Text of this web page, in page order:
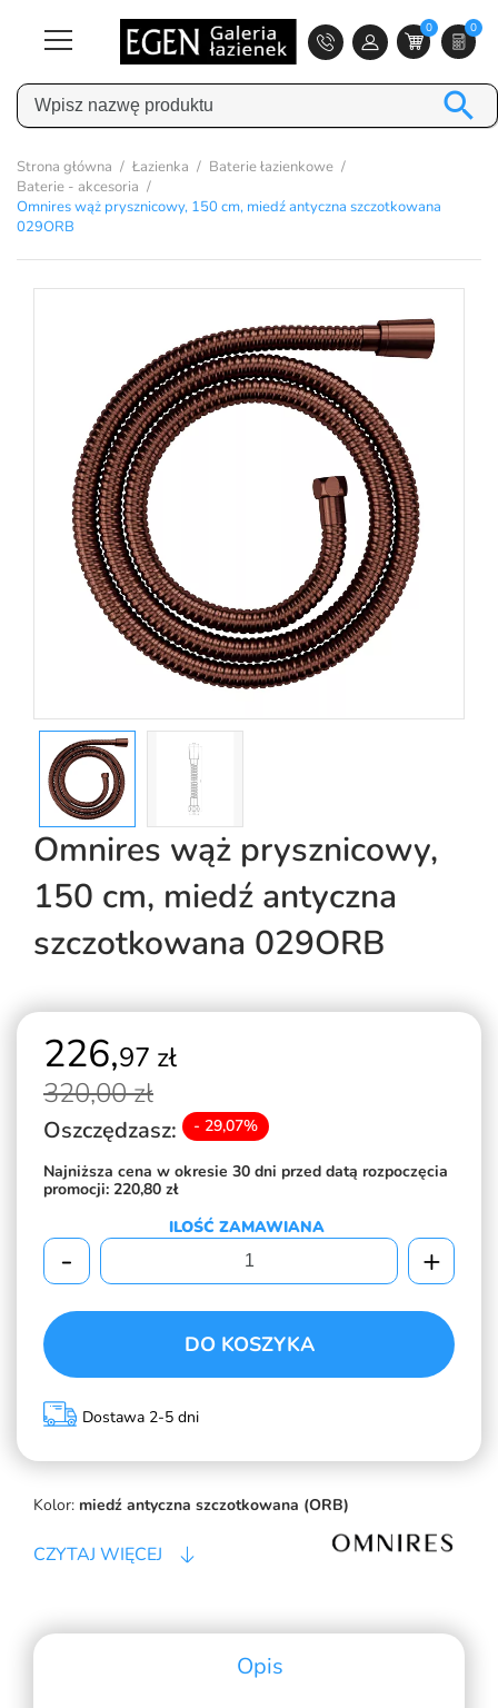
0 0

Strona główna Łazienka
Baterie łazienkowe
Baterie - akcesoria
Omnires wąż prysznicowy, 150 cm, miedź antyczna szczotkowana
029ORB
Omnires wąż prysznicowy,
150 cm, miedź antyczna
szczotkowana 029ORB
Kolor: miedź antyczna szczotkowana (ORB)
CZYTAJ WIĘCEJ
226,97 zł
320,00 zł
Oszczędzasz: - 29,07%
Najniższa cena w okresie 30 dni przed datą rozpoczęcia
promocji: 220,80 zł
ILOŚĆ ZAMAWIANA
- +
DO KOSZYKA
Dostawa 2-5 dni
Opis